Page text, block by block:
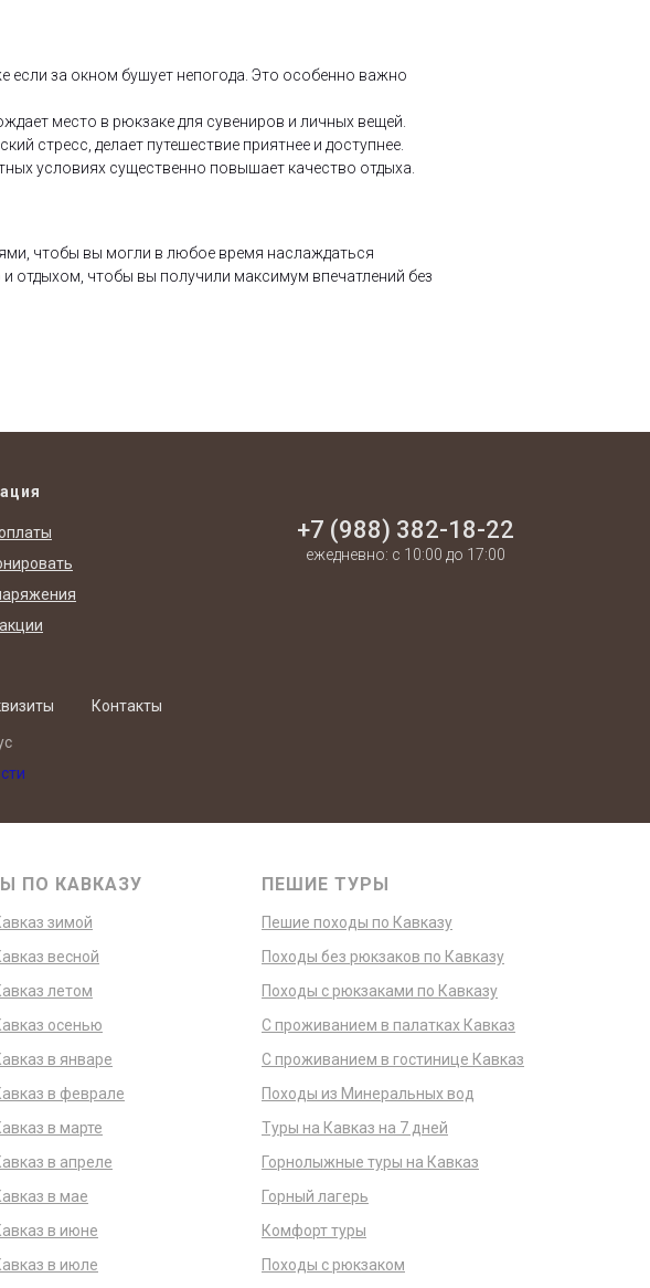
если за окном бушует непогода. Это особенно важно
место в рюкзаке для сувениров и личных вещей.
стресс, делает путешествие приятнее и доступнее.
условиях существенно повышает качество отдыха.
чтобы вы могли в любое время наслаждаться
отдыхом, чтобы вы получили максимум впечатлений без
+7 (988) 382-18-22
ежедневно: с 10:00 до 17:00
Контакты
ПО КАВКАЗУ
зимой
весной
летом
осенью
в январе
в феврале
в марте
в апреле
в мае
в июне
в июле
ПЕШИЕ ТУРЫ
Пешие походы по Кавказу
Походы без рюкзаков по Кавказу
Походы с рюкзаками по Кавказу
С проживанием в палатках Кавказ
С проживанием в гостинице Кавказ
Походы из Минеральных вод
Туры на Кавказ на 7 дней
Горнолыжные туры на Кавказ
Горный лагерь
Комфорт туры
Походы с рюкзаком